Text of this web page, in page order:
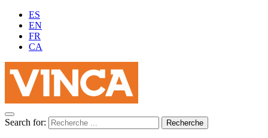
ES
EN
FR
CA
Search for: